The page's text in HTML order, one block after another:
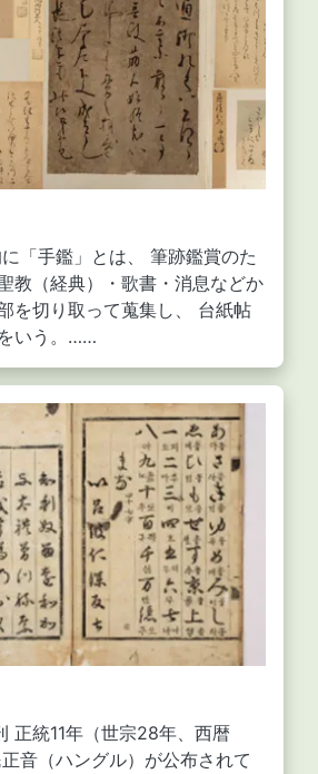
「手鑑」とは、 筆跡鑑賞のた
教（経典）・歌書・消息などか
を切り取って蒐集し、 台紙帖
いう。……
正統11年（世宗28年、西暦
音（ハングル）が公布されて